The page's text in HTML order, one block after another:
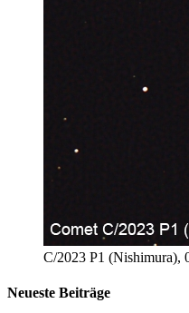
C/2023 P1 (Nishimura),
Neueste Beiträge